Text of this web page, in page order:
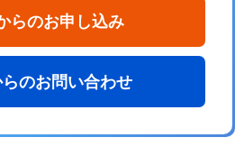
らのお申し込み
らのお問い合わせ